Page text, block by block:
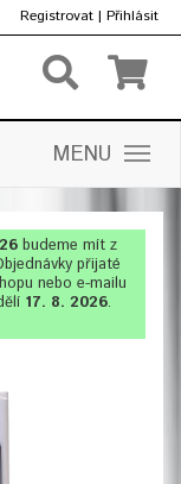
Registrovat | Přihlásit
MENU
budeme mít z
přijaté
nebo e-mailu
17. 8. 2026.